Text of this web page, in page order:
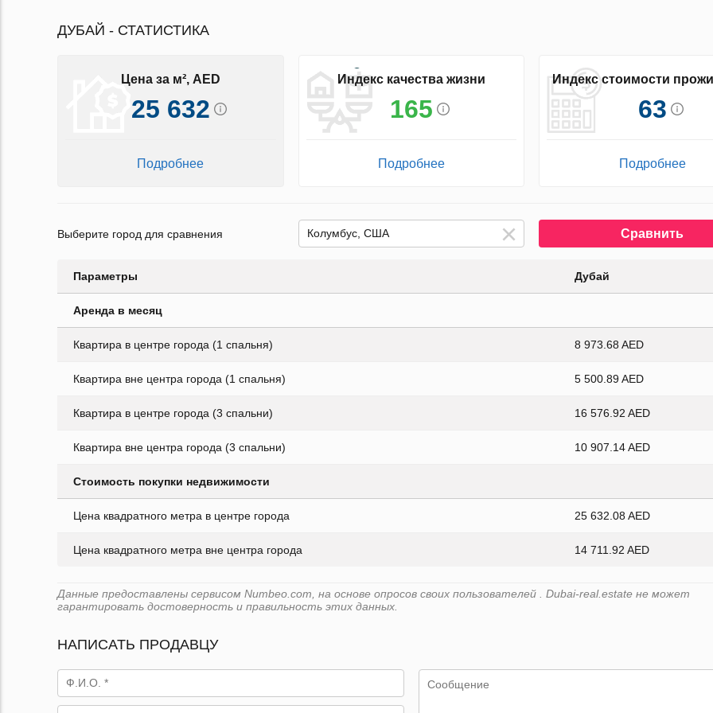
ДУБАЙ - СТАТИСТИКА
Цена за м², AED
25 632
Подробнее
Индекс качества жизни
165
Подробнее
Индекс стоимости
63
Подробнее
Выберите город для сравнения Сравнить
Параметры Дубай
Аренда в месяц
Квартира в центре города (1 спальня) 8 973.68 AED
Квартира вне центра города (1 спальня) 5 500.89 AED
Квартира в центре города (3 спальни) 16 576.92 AED
Квартира вне центра города (3 спальни) 10 907.14 AED
Стоимость покупки недвижимости
Цена квадратного метра в центре города 25 632.08 AED
Цена квадратного метра вне центра города 14 711.92 AED
Данные предоставлены сервисом Numbeo.com, на основе опросов своих пользователей . Dubai-real.estate не может
гарантировать достоверность и правильность этих данных.
НАПИСАТЬ ПРОДАВЦУ